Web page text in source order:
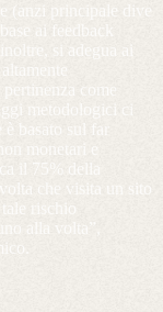
(anzi principale dive
ai feedback
si adegua ai
come
metodologici ci
basato sul far
monetari e
il 75% della
che visita un sito
rischio
alla volta”,